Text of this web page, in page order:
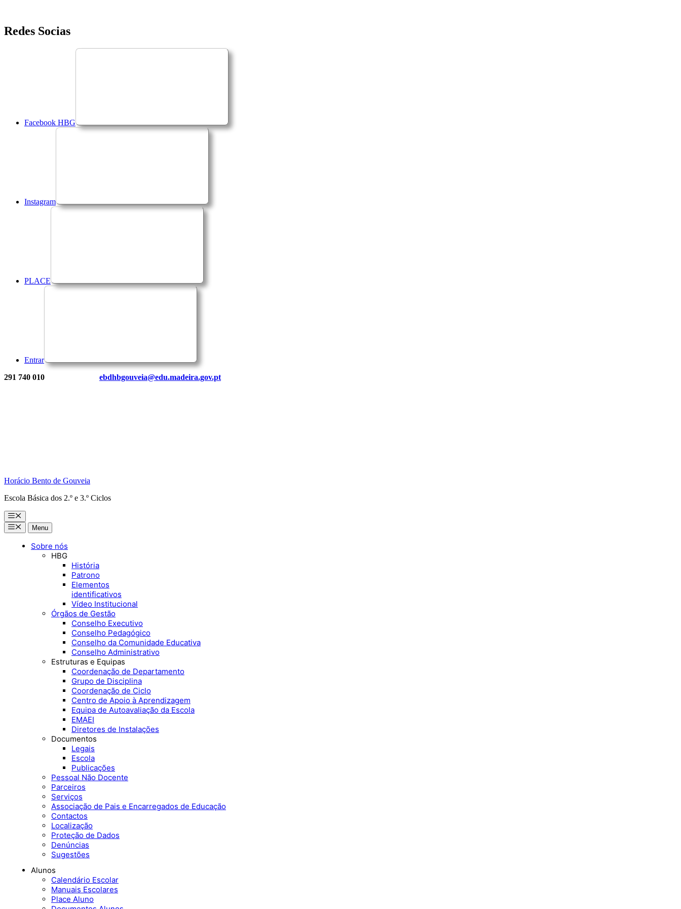
Saltar
para
Redes Socias
Facebook HBG
Instagram
PLACE
Entrar
291 740 010 ebdhbgouveia@edu.madeira.gov.pt
Horácio Bento de Gouveia
Escola Básica dos 2.º e 3.º Ciclos
Menu
MenuMenu
Sobre nós
HBG
História
Patrono
Elementos
identificativos
Vídeo Institucional
Órgãos de Gestão
Conselho Executivo
Conselho Pedagógico
Conselho da Comunidade Educativa
Conselho Administrativo
Estruturas e Equipas
Coordenação de Departamento
Grupo de Disciplina
Coordenação de Ciclo
Centro de Apoio à Aprendizagem
Equipa de Autoavaliação da Escola
EMAEI
Diretores de Instalações
Documentos
Legais
Escola
Publicações
Pessoal Não Docente
Parceiros
Serviços
Associação de Pais e Encarregados de Educação
Contactos
Localização
Proteção de Dados
Denúncias
Sugestões
Alunos
Calendário Escolar
Manuais Escolares
Place Aluno